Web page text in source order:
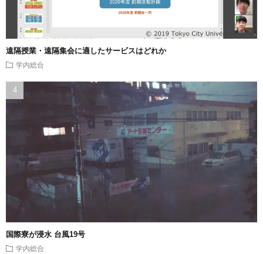
遠隔授業・遠隔集会に適したサービスはどれか
学内総合
国際寮が浸水 台風19号
学内総合